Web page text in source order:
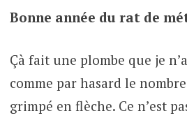
Bonne année du rat de
Çà fait une plombe que je
comme par hasard le
grimpé en flèche. Ce n’est